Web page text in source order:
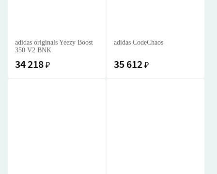
adidas originals Yeezy Boost
350 V2 BNK
34 218 ₽
adidas CodeChaos
35 612 ₽